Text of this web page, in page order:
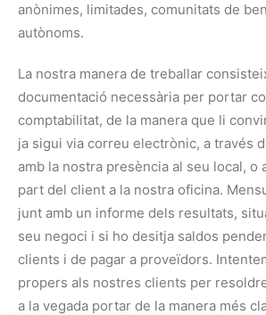
anònimes, limitades, comunitats de
autònoms.
La nostra manera de treballar
documentació necessària per portar
comptabilitat, de la manera que li
ja sigui via correu electrònic, a través
amb la nostra presència al seu local, o
part del client a la nostra oficina.
junt amb un informe dels resultats,
seu negoci i si ho desitja saldos
clients i de pagar a proveïdors.
propers als nostres clients per
a la vegada portar de la manera més